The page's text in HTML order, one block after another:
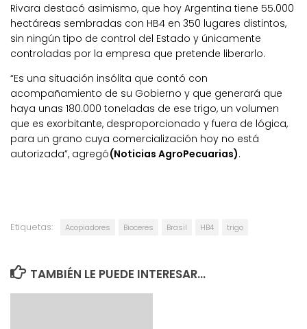
Rivara destacó asimismo, que hoy Argentina tiene 55.000
hectáreas sembradas con HB4 en 350 lugares distintos,
sin ningún tipo de control del Estado y únicamente
controladas por la empresa que pretende liberarlo.
“Es una situación insólita que contó con
acompañamiento de su Gobierno y que generará que
haya unas 180.000 toneladas de ese trigo, un volumen
que es exorbitante, desproporcionado y fuera de lógica,
para un grano cuya comercialización hoy no está
autorizada”, agregó(Noticias AgroPecuarias).
Etiquetas: Acopiadores Bioceres Brasil HB4 trigo
TAMBIÉN LE PUEDE INTERESAR...